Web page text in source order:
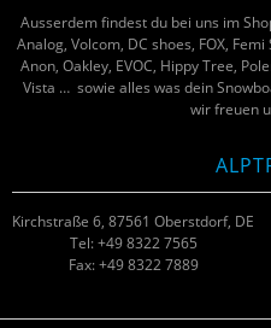
Ausserdem findest du bei uns im
Analog, Volcom, DC shoes, FOX,
Anon, Oakley, EVOC, Hippy Tree,
Vista … sowie alles was dein
wir freuen
Kirchstraße 6, 87561 Oberstdorf, DE
Tel: +49 8322 7565
Fax: +49 8322 7889